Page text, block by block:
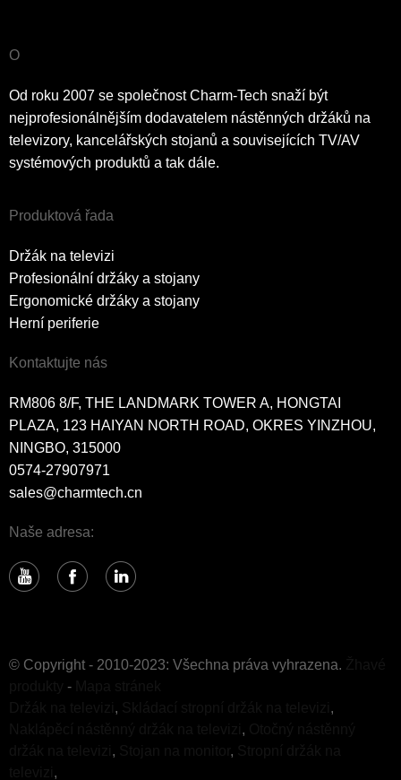
O
Od roku 2007 se společnost Charm-Tech snaží být
nejprofesionálnějším dodavatelem nástěnných držáků na
televizory, kancelářských stojanů a souvisejících TV/AV
systémových produktů a tak dále.
Produktová řada
Držák na televizi
Profesionální držáky a stojany
Ergonomické držáky a stojany
Herní periferie
Kontaktujte nás
RM806 8/F, THE LANDMARK TOWER A, HONGTAI
PLAZA, 123 HAIYAN NORTH ROAD, OKRES YINZHOU,
NINGBO, 315000
0574-27907971
sales@charmtech.cn
Naše adresa:
© Copyright - 2010-2023: Všechna práva vyhrazena.
-
,
,
,
, ,
,